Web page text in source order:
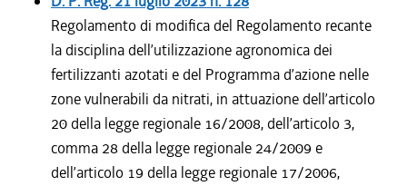
Regolamento di modifica del Regolamento recante
la disciplina dell’utilizzazione agronomica dei
fertilizzanti azotati e del Programma d’azione nelle
zone vulnerabili da nitrati, in attuazione dell’articolo
20 della legge regionale 16/2008, dell’articolo 3,
comma 28 della legge regionale 24/2009 e
dell’articolo 19 della legge regionale 17/2006,